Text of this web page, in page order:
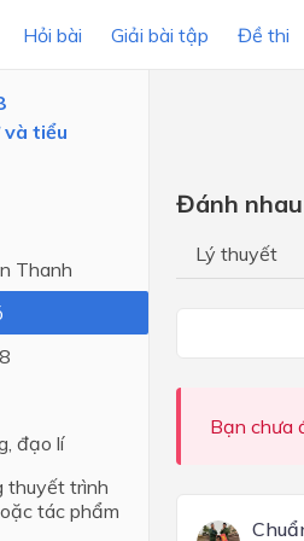
Hỏi bài Giải bài tập Đề thi
và tiểu
Thanh
đạo lí
thuyết trình
tác phẩm
Đánh
Lý thuyết
Bạn chưa